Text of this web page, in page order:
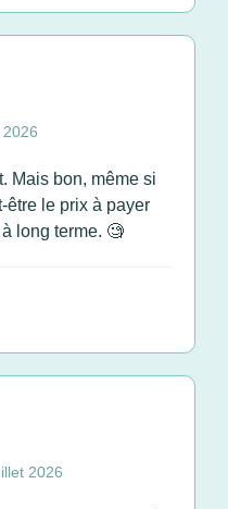
Mais bon, même si
être le prix à payer
long terme. 🧐
2026